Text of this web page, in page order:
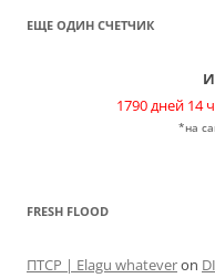
ЕЩЕ ОДИН СЧЕТЧИК
1790 дней 14
*на
FRESH FLOOD
ПТСР | Elagu whateveron